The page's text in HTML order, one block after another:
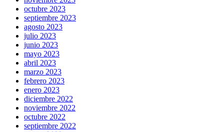
octubre 2023
septiembre 2023
agosto 2023
julio 2023
junio 2023
mayo 2023
abril 2023
marzo 2023
febrero 2023
enero 2023
diciembre 2022
noviembre 2022
octubre 2022
septiembre 2022